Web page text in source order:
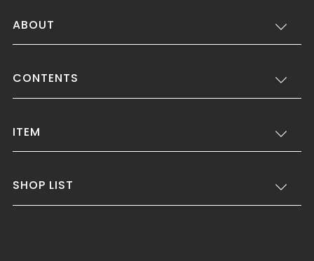
ABOUT
CONTENTS
ITEM
SHOP LIST